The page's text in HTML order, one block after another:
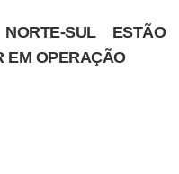
SUL ESTÃO
EM OPERAÇÃO